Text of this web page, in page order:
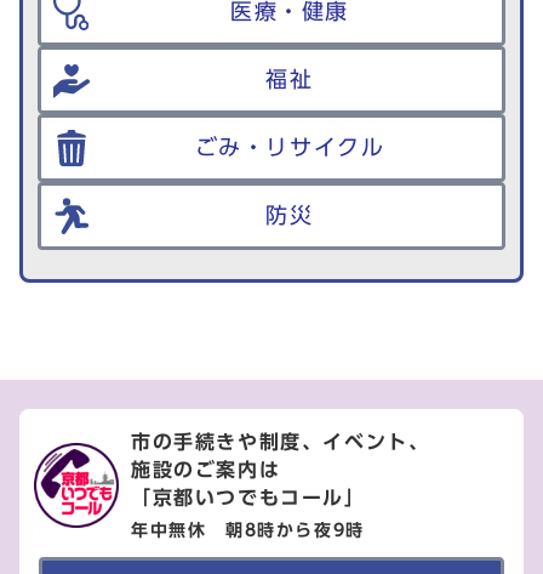
医療・健康
福祉
ごみ・リサイクル
防災
市の手続きや制度、イベント、
施設のご案内は
「京都いつでもコール」
年中無休 朝8時から夜9時